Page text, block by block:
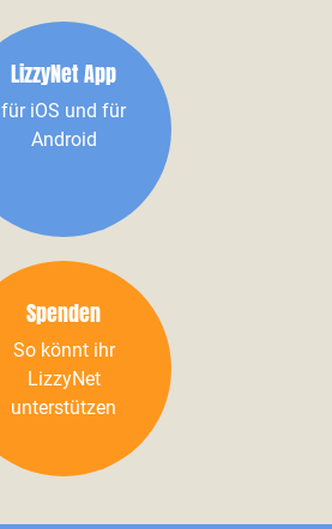
LizzyNet App
für iOS und für
Android
Spenden
So könnt ihr
LizzyNet
unterstützen